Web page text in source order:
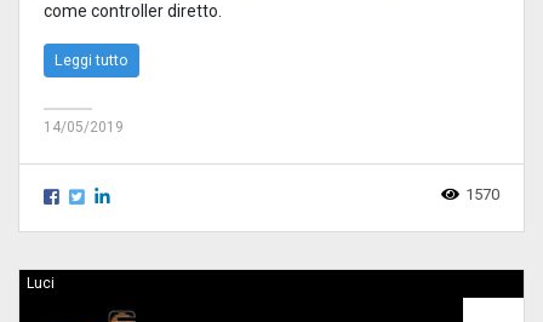
come controller diretto.
Leggi tutto
14/05/2019
1570
Luci